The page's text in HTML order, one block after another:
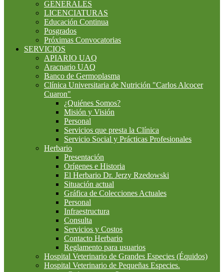
GENERALES
LICENCIATURAS
Educación Continua
Posgrados
Próximas Convocatorias
SERVICIOS
APIARIO UAQ
Aracnario UAQ
Banco de Germoplasma
Clínica Universitaria de Nutrición "Carlos Alcocer
Cuaron"
¿Quiénes Somos?
Misión y Visión
Personal
Servicios que presta la Clínica
Servicio Social y Prácticas Profesionales
Herbario
Presentación
Orígenes e Historia
El Herbario Dr. Jerzy Rzedowski
Situación actual
Gráfica de Colecciones Actuales
Personal
Infraestructura
Consulta
Servicios y Costos
Contacto Herbario
Reglamento para usuarios
Hospital Veterinario de Grandes Especies (Équidos)
Hospital Veterinario de Pequeñas Especies.